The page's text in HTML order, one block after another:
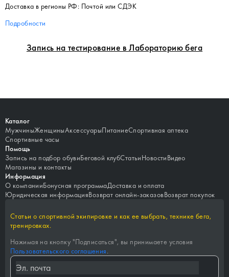
Запись на тестирование в Лабораторию бега
Доставка в регионы РФ: Почтой или СДЭК
Подробности
Каталог
МужчиныЖенщиныАксессуарыПитаниеСпортивная аптека
Спортивные часы
Помощь
Запись на подбор обувиБеговой клубСтатьиНовостиВидео
Магазины и контакты
Информация
О компанииБонусная программаДоставка и оплата
Юридическая информацияВозврат онлайн-заказовВозврат покупок
Статьи о спортивной экипировке и как ее выбрать, технике бега,
тренировках.
Нажимая на кнопку "Подписаться", вы принимаете условия
Пользовательского соглашения.